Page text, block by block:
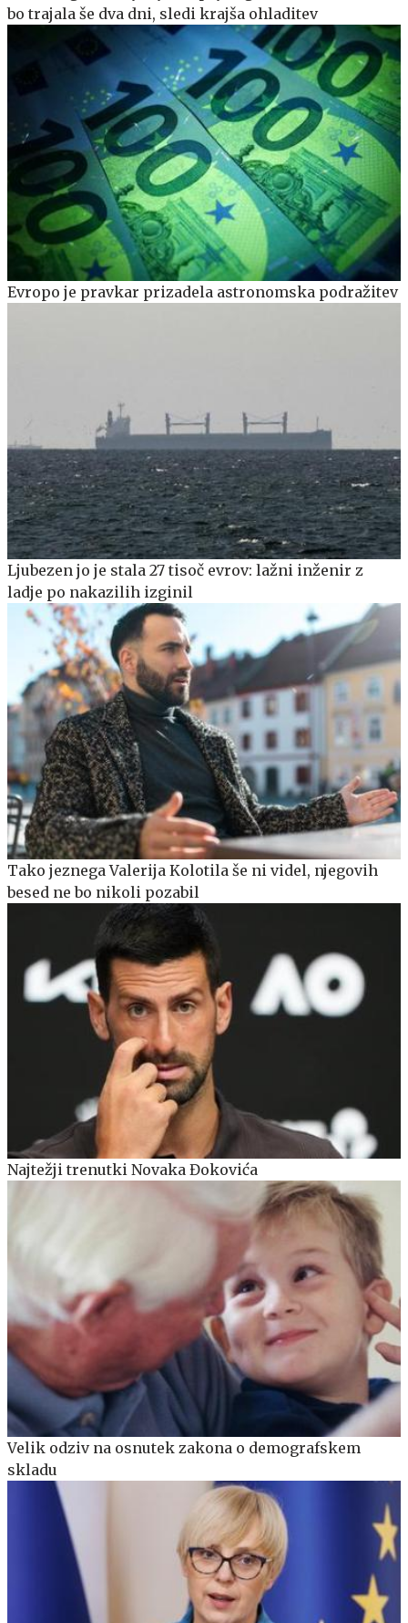
bo trajala še dva dni, sledi krajša ohladitev
Evropo je pravkar prizadela astronomska podražitev
Ljubezen jo je stala 27 tisoč evrov: lažni inženir z
ladje po nakazilih izginil
Tako jeznega Valerija Kolotila še ni videl, njegovih
besed ne bo nikoli pozabil
Najtežji trenutki Novaka Đokovića
Velik odziv na osnutek zakona o demografskem
skladu